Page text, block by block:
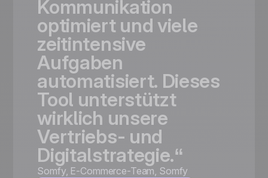
Kommunikation
optimiert und viele
zeitintensive
Aufgaben
automatisiert. Dieses
Tool unterstützt
wirklich unsere
Vertriebs- und
Digitalstrategie.“
Somfy, E-Commerce-Team, Somfy